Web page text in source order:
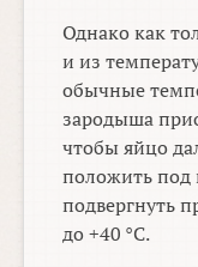
Однако как
и из
обычные
зародыша
чтобы яйцо
положить под
подвергнуть
до +40 °C.